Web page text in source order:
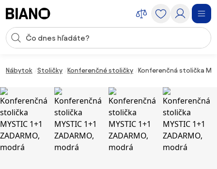
Vstup pre vyhľadávanie
Nábytok Stoličky Konferenčné stoličky Konferenčná stolička